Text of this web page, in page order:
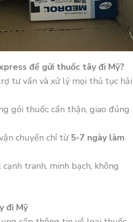
để gửi thuốc tây đi Mỹ?
tư vấn và xử lý mọi thủ tục hải
gói thuốc cẩn thận, giao đúng
chuyển chỉ từ 5-7 ngày làm
cạnh tranh, minh bạch, không
đi Mỹ